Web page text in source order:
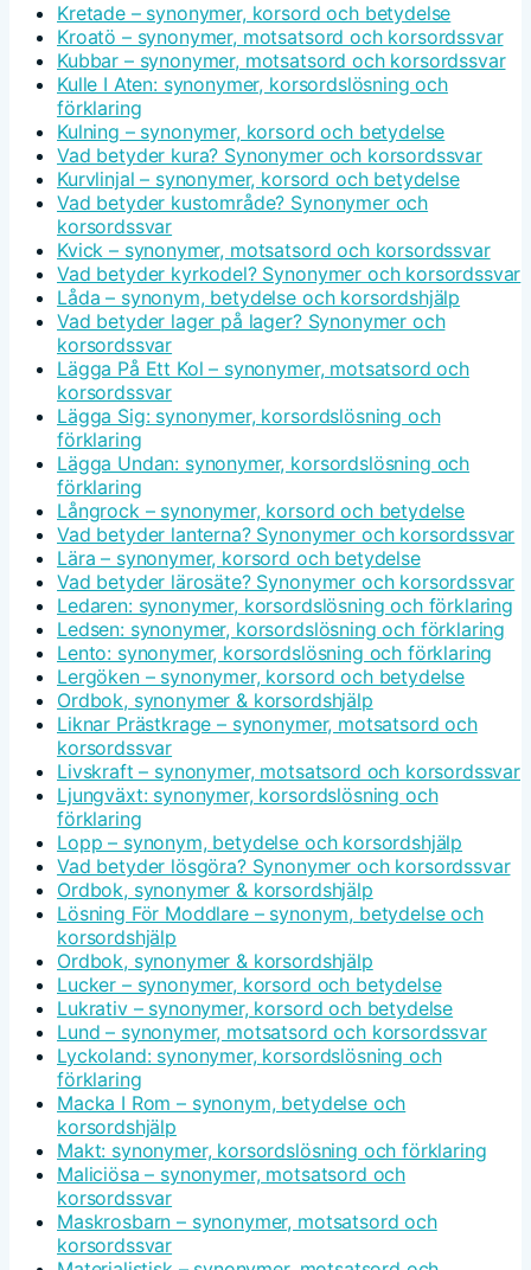
Kretade – synonymer, korsord och betydelse
Kroatö – synonymer, motsatsord och korsordssvar
Kubbar – synonymer, motsatsord och korsordssvar
Kulle I Aten: synonymer, korsordslösning och
förklaring
Kulning – synonymer, korsord och betydelse
Vad betyder kura? Synonymer och korsordssvar
Kurvlinjal – synonymer, korsord och betydelse
Vad betyder kustområde? Synonymer och
korsordssvar
Kvick – synonymer, motsatsord och korsordssvar
Vad betyder kyrkodel? Synonymer och korsordssvar
Låda – synonym, betydelse och korsordshjälp
Vad betyder lager på lager? Synonymer och
korsordssvar
Lägga På Ett Kol – synonymer, motsatsord och
korsordssvar
Lägga Sig: synonymer, korsordslösning och
förklaring
Lägga Undan: synonymer, korsordslösning och
förklaring
Långrock – synonymer, korsord och betydelse
Vad betyder lanterna? Synonymer och korsordssvar
Lära – synonymer, korsord och betydelse
Vad betyder lärosäte? Synonymer och korsordssvar
Ledaren: synonymer, korsordslösning och förklaring
Ledsen: synonymer, korsordslösning och förklaring
Lento: synonymer, korsordslösning och förklaring
Lergöken – synonymer, korsord och betydelse
Ordbok, synonymer & korsordshjälp
Liknar Prästkrage – synonymer, motsatsord och
korsordssvar
Livskraft – synonymer, motsatsord och korsordssvar
Ljungväxt: synonymer, korsordslösning och
förklaring
Lopp – synonym, betydelse och korsordshjälp
Vad betyder lösgöra? Synonymer och korsordssvar
Ordbok, synonymer & korsordshjälp
Lösning För Moddlare – synonym, betydelse och
korsordshjälp
Ordbok, synonymer & korsordshjälp
Lucker – synonymer, korsord och betydelse
Lukrativ – synonymer, korsord och betydelse
Lund – synonymer, motsatsord och korsordssvar
Lyckoland: synonymer, korsordslösning och
förklaring
Macka I Rom – synonym, betydelse och
korsordshjälp
Makt: synonymer, korsordslösning och förklaring
Maliciösa – synonymer, motsatsord och
korsordssvar
Maskrosbarn – synonymer, motsatsord och
korsordssvar